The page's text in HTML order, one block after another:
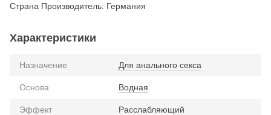
Страна Производитель: Германия
Характеристики
Назначение Для анального секса
Основа Водная
Эффект Расслабляющий